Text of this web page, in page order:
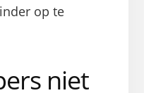
op te
niet